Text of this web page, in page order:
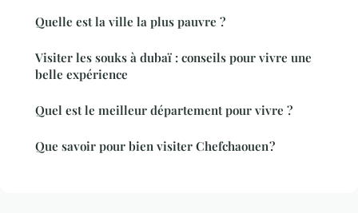
Quelle est la ville la plus pauvre ?
Visiter les souks à dubaï : conseils pour vivre une
belle expérience
Quel est le meilleur département pour vivre ?
Que savoir pour bien visiter Chefchaouen ?